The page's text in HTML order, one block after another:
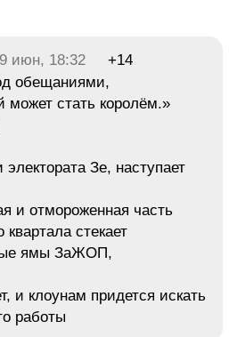
июн, 18:32
+14
обещаниями,
может стать королём.»
электората Зе, наступает
и отмороженная часть
стекает
ямы ЗаЖОП,
и клоунам придется искать
работы